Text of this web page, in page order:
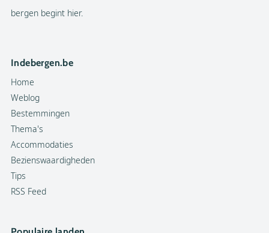
bergen begint hier.
Indebergen.be
Home
Weblog
Bestemmingen
Thema's
Accommodaties
Bezienswaardigheden
Tips
RSS Feed